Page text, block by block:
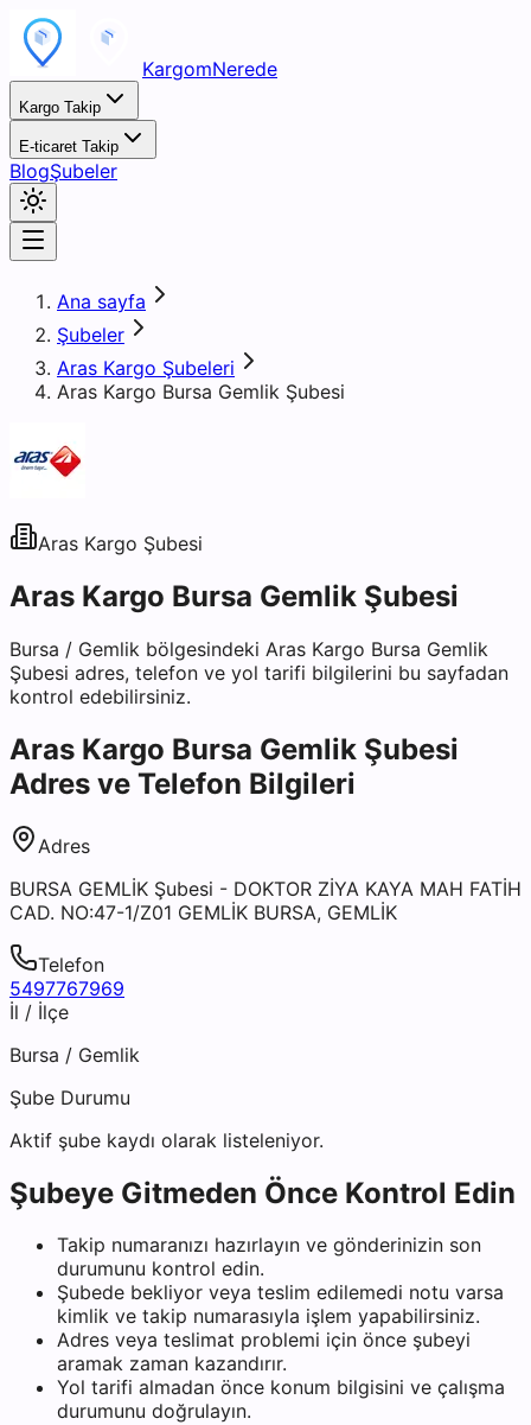
KargomNerede
Kargo Takip
E-ticaret Takip
BlogŞubeler
Ana sayfa
Şubeler
Aras Kargo Şubeleri
Aras Kargo Bursa Gemlik Şubesi
Aras Kargo Şubesi
Aras Kargo Bursa Gemlik Şubesi
Bursa / Gemlik bölgesindeki Aras Kargo Bursa Gemlik
Şubesi adres, telefon ve yol tarifi bilgilerini bu sayfadan
kontrol edebilirsiniz.
Aras Kargo Bursa Gemlik Şubesi
Adres ve Telefon Bilgileri
Adres
BURSA GEMLİK Şubesi - DOKTOR ZİYA KAYA MAH FATİH
CAD. NO:47-1/Z01 GEMLİK BURSA, GEMLİK
Telefon
5497767969
İl / İlçe
Bursa / Gemlik
Şube Durumu
Aktif şube kaydı olarak listeleniyor.
Şubeye Gitmeden Önce Kontrol Edin
Takip numaranızı hazırlayın ve gönderinizin son
durumunu kontrol edin.
Şubede bekliyor veya teslim edilemedi notu varsa
kimlik ve takip numarasıyla işlem yapabilirsiniz.
Adres veya teslimat problemi için önce şubeyi
aramak zaman kazandırır.
Yol tarifi almadan önce konum bilgisini ve çalışma
durumunu doğrulayın.